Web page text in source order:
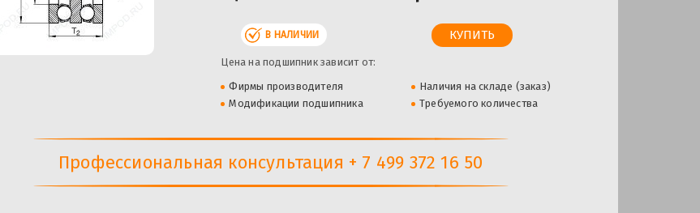
В НАЛИЧИИ
Цена на подшипник зависит от:
Фирмы производителя
Наличия на складе (заказ)
Модификации подшипника
Требуемого количества
Профессиональная консультация + 7 499 372 16 50